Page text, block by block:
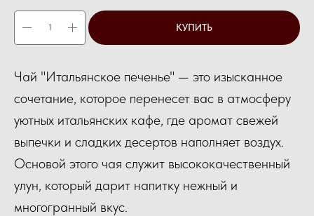
КУПИТЬ
Чай "Итальянское печенье" — это изысканное
сочетание, которое перенесет вас в атмосферу
уютных итальянских кафе, где аромат свежей
выпечки и сладких десертов наполняет воздух.
Основой этого чая служит высококачественный
улун, который дарит напитку нежный и
многогранный вкус.